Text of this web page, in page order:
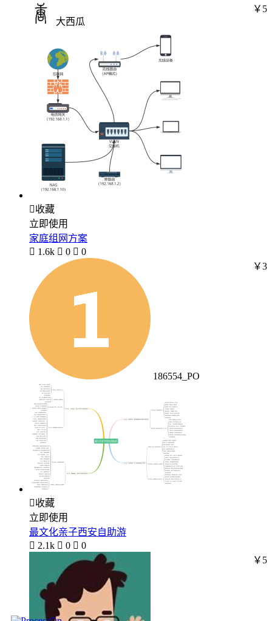
大西瓜
￥5
收藏
立即使用
家庭组网方案
 1.6k  0  0
186554_PO
￥3
收藏
立即使用
最文化亲子西安自助游
 2.1k  0  0
￥5